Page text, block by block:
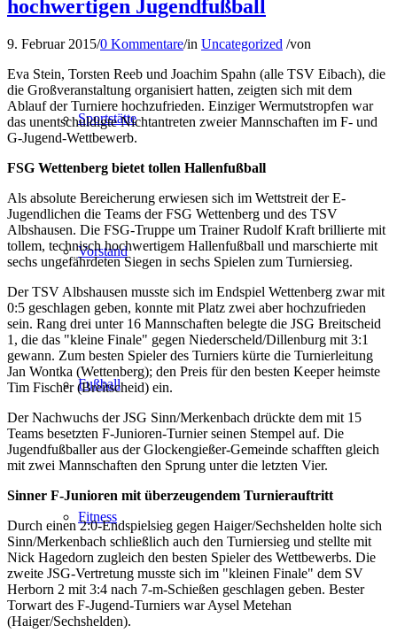
Sportstätte
Vorstand
Fußball
Fitness
hochwertigen Jugendfußball
9. Februar 2015/0 Kommentare/in Uncategorized /von
Eva Stein, Torsten Reeb und Joachim Spahn (alle TSV Eibach), die
die Großveranstaltung organisiert hatten, zeigten sich mit dem
Ablauf der Turniere hochzufrieden. Einziger Wermutstropfen war
das unentschuldigte Nichtantreten zweier Mannschaften im F- und
G-Jugend-Wettbewerb.
FSG Wettenberg bietet tollen Hallenfußball
Als absolute Bereicherung erwiesen sich im Wettstreit der E-
Jugendlichen die Teams der FSG Wettenberg und des TSV
Albshausen. Die FSG-Truppe um Trainer Rudolf Kraft brillierte mit
tollem, technisch hochwertigem Hallenfußball und marschierte mit
sechs ungefährdeten Siegen in sechs Spielen zum Turniersieg.
Der TSV Albshausen musste sich im Endspiel Wettenberg zwar mit
0:5 geschlagen geben, konnte mit Platz zwei aber hochzufrieden
sein. Rang drei unter 16 Mannschaften belegte die JSG Breitscheid
1, die das "kleine Finale" gegen Niederscheld/Dillenburg mit 3:1
gewann. Zum besten Spieler des Turniers kürte die Turnierleitung
Jan Wontka (Wettenberg); den Preis für den besten Keeper heimste
Tim Fischer (Breitscheid) ein.
Der Nachwuchs der JSG Sinn/Merkenbach drückte dem mit 15
Teams besetzten F-Junioren-Turnier seinen Stempel auf. Die
Jugendfußballer aus der Glockengießer-Gemeinde schafften gleich
mit zwei Mannschaften den Sprung unter die letzten Vier.
Sinner F-Junioren mit überzeugendem Turnierauftritt
Durch einen 2:0-Endspielsieg gegen Haiger/Sechshelden holte sich
Sinn/Merkenbach schließlich auch den Turniersieg und stellte mit
Nick Hagedorn zugleich den besten Spieler des Wettbewerbs. Die
zweite JSG-Vertretung musste sich im "kleinen Finale" dem SV
Herborn 2 mit 3:4 nach 7-m-Schießen geschlagen geben. Bester
Torwart des F-Jugend-Turniers war Aysel Metehan
(Haiger/Sechshelden).